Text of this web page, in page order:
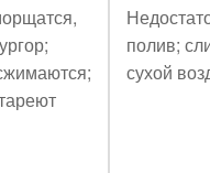
полив;
сухой